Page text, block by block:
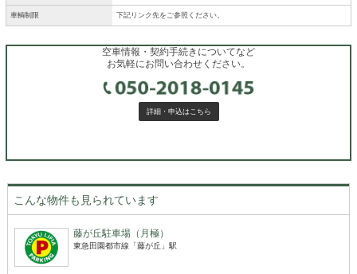
車輌制限 下記リンク先をご参照ください。
空車情報・契約手続きについてなど
お気軽にお問い合わせください。
詳細・申込はこちら
こんな物件も見られています
藤が丘駐車場（月極）
東急田園都市線「藤が丘」駅